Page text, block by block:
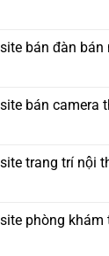
bán đàn bán
bán camera
trang trí nội
phòng khám